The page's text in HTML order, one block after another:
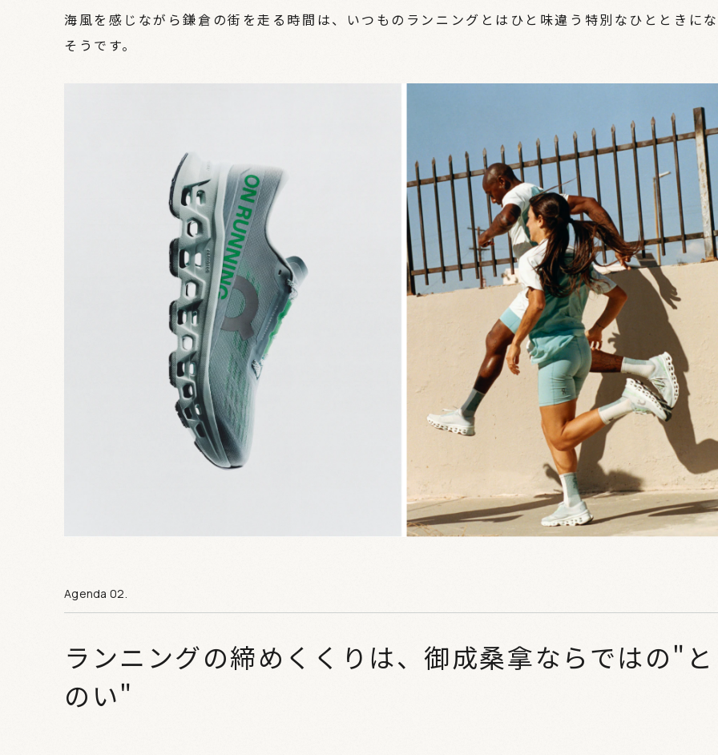
海風を感じながら鎌倉の街を走る時間は、いつものランニングとはひと味違う特別なひとときに
そうです。
ランニングの締めくくりは、御成桑拿ならではの"
のい"